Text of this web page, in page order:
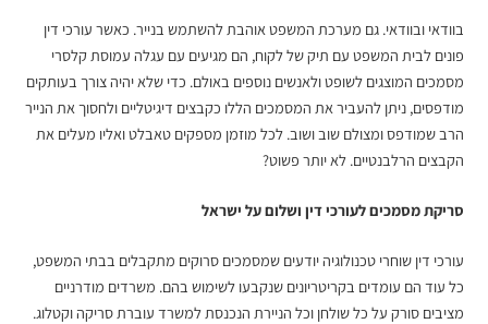
בוודאי ובוודאי. גם מערכת המשפט אוהבת להשתמש בנייר. כאשר עורכי דין
פונים לבית המשפט עם תיק של לקוח, הם מגיעים עם עגלה עמוסת קלסרי
מסמכים המוצגים לשופט ולאנשים נוספים באולם. כדי שלא יהיה צורך בעותקים
מודפסים, ניתן להעביר את המסמכים הללו כקבצים דיגיטליים ולחסוך את הנייר
הרב שמודפס ומצולם שוב ושוב. לכל מוזמן מספקים טאבלט ואליו מעלים את
הקבצים הרלבנטיים. לא יותר פשוט?
סריקת מסמכים לעורכי דיןושלום על ישראל
עורכי דין שוחרי טכנולוגיה יודעים שמסמכים סרוקים מתקבלים בבתי המשפט,
כל עוד הם עומדים בקריטריונים שנקבעו לשימוש בהם. משרדים מודרניים
מציבים סורק על כל שולחן וכל הניירת הנכנסת למשרד עוברת סריקה וקטלוג.